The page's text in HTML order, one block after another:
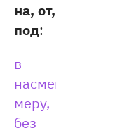
на, от,
под:
в
насмешку, в
меру,
без